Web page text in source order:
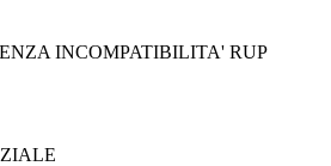
INCOMPATIBILITA' RUP